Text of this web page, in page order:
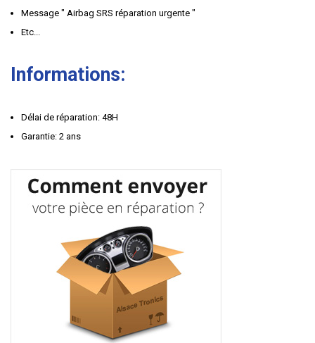
Message " Airbag SRS réparation urgente "
Etc...
Informations:
Délai de réparation: 48H
Garantie: 2 ans